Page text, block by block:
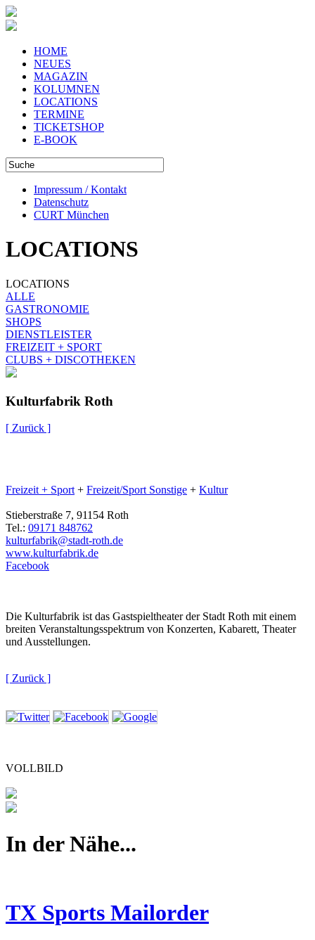
HOME
NEUES
MAGAZIN
KOLUMNEN
LOCATIONS
TERMINE
TICKETSHOP
E-BOOK
Impressum / Kontakt
Datenschutz
CURT München
LOCATIONS
LOCATIONS
ALLE
GASTRONOMIE
SHOPS
DIENSTLEISTER
FREIZEIT + SPORT
CLUBS + DISCOTHEKEN
Kulturfabrik Roth
[ Zurück ]
Freizeit + Sport + Freizeit/Sport Sonstige + Kultur
Stieberstraße 7, 91154 Roth
Tel.: 09171 848762
kulturfabrik@stadt-roth.de
www.kulturfabrik.de
Facebook
Die Kulturfabrik ist das Gastspieltheater der Stadt Roth mit einem
breiten Veranstaltungsspektrum von Konzerten, Kabarett, Theater
und Ausstellungen.
[ Zurück ]
VOLLBILD
In der Nähe...
TX Sports Mailorder